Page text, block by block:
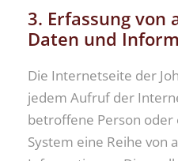
3. Erfassung von
Daten und
Die Internetseite der
jedem Aufruf der
betroffene Person
System eine Reihe von